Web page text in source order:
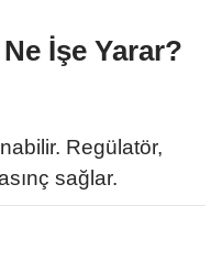
İşe Yarar?
Regülatör,
sağlar.